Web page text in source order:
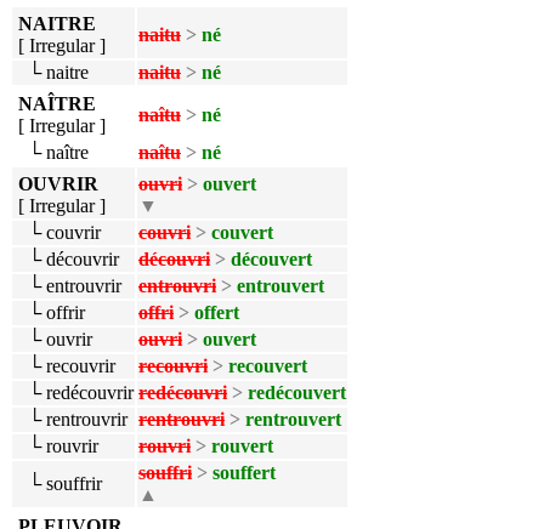
NAITRE
[ Irregular ]
naitu > né
└ naitre
naitu > né
NAÎTRE
[ Irregular ]
naîtu > né
└ naître
naîtu > né
OUVRIR
[ Irregular ]
ouvri > ouvert
▼
└ couvrir
couvri > couvert
└ découvrir
découvri > découvert
└ entrouvrir
entrouvri > entrouvert
└ offrir
offri > offert
└ ouvrir
ouvri > ouvert
└ recouvrir
recouvri > recouvert
└ redécouvrir redécouvri > redécouvert
└ rentrouvrir rentrouvri > rentrouvert
└ rouvrir
rouvri > rouvert
└ souffrir
souffri > souffert
▲